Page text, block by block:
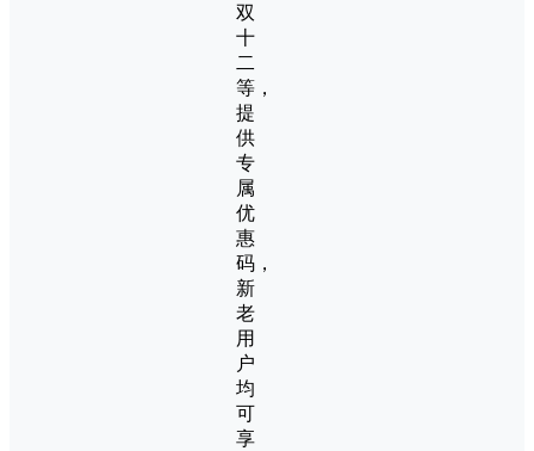
双
十
二
等，
提
供
专
属
优
惠
码，
新
老
用
户
均
可
享